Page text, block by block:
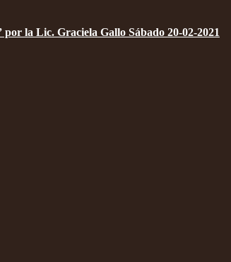
la Lic. Graciela Gallo Sábado 20-02-2021